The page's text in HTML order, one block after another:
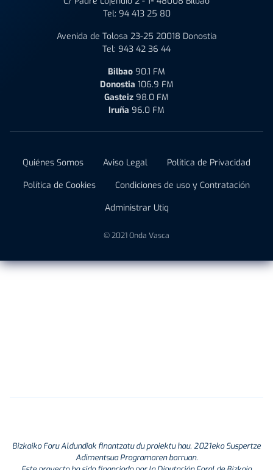
Tel: 94 413 25 80
Avenida de Tolosa 23-25 20018 Donostia
Tel: 943 42 36 44
Bilbao 90.1 FM
Donostia 106.9 FM
Gasteiz 98.0 FM
Iruña 96.0 FM
Quiénes Somos Aviso Legal
Política de Privacidad
Política de Cookies
Condiciones de uso y Contratación
Administrar Utiq
© 2021 Onda Vasca
Bizkaiko Foru Aldundiak finantzatu du proiektu hau, 2021eko Suspertze
Adimentsua Programaren barruan.